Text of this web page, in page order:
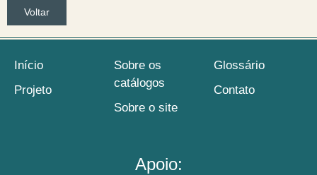
Voltar
Início
Projeto
Sobre os
catálogos
Sobre o site
Glossário
Contato
Apoio: